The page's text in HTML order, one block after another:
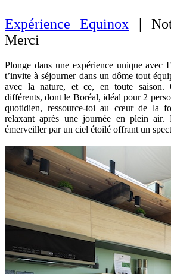
Expérience Equinox |
Merci
Plonge dans une expérience unique avec
t’invite à séjourner dans un dôme tout
avec la nature, et ce, en toute
différents, dont le Boréal, idéal pour 2
quotidien, ressource-toi au cœur de la
relaxant après une journée en plein air.
émerveiller par un ciel étoilé offrant un